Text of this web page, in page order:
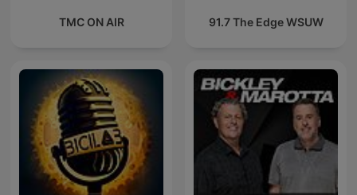
TMC ON AIR 91.7 The Edge WSUW